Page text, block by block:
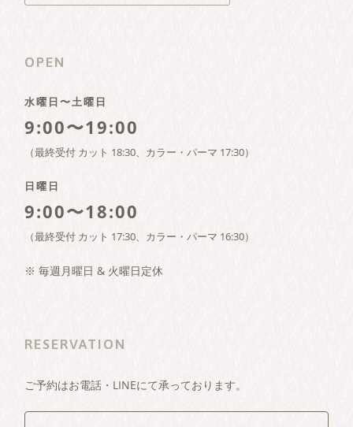
OPEN
水曜日〜土曜日
9:00〜19:00
（最終受付 カット 18:30、カラー・パーマ 17:30）
日曜日
9:00〜18:00
（最終受付 カット 17:30、カラー・パーマ 16:30）
※ 毎週月曜日 & 火曜日定休
RESERVATION
ご予約はお電話・LINEにて承っております。